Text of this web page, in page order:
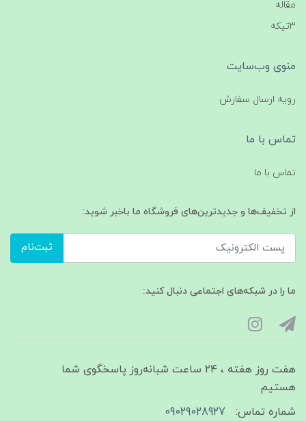
مقاله
3تیکه
منوی وب‌سایت
رویه ارسال سفارش
تماس با ما
تماس با ما
از تخفیف‌ها و جدیدترین‌های فروشگاه ما باخبر شوید:
ثبت‌نام
ما را در شبکه‌های اجتماعی دنبال کنید:
هفت روز هفته ، ۲۴ ساعت شبانه‌روز پاسخگوی شما
هستیم
شماره تماس:
09029028927